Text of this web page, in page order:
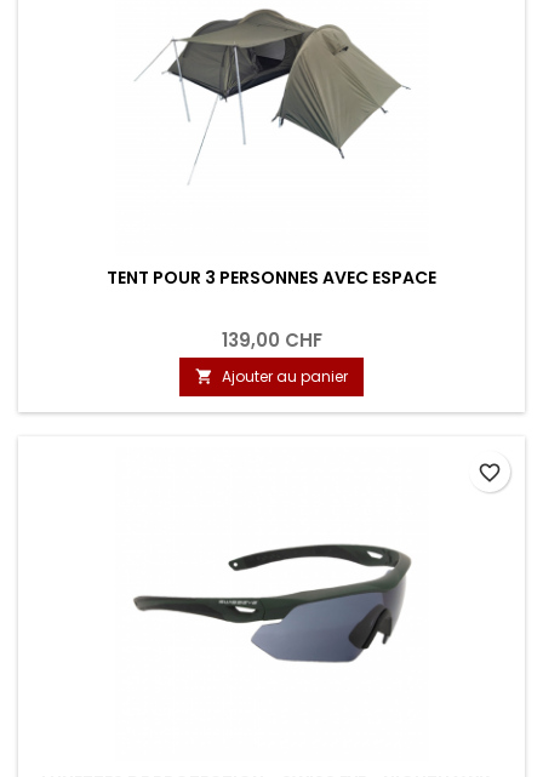
TENT POUR 3 PERSONNES AVEC ESPACE
139,00 CHF
 Ajouter au panier
favorite_border